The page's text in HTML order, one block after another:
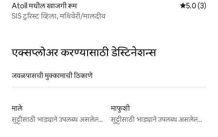
Atoll मधील खाजगी रूम 5 पैकी 5.0
5.0 (3)
SIS टुरिस्ट व्हिला, मथिवेरी/मालदीव
एक्सप्लोअर करण्यासाठी डेस्टिनेशन्स
जवळपासची मुक्कामाची ठिकाणे
माले
सुट्टीसाठी भाड्याने उपलब्ध असलेल्या जागा
माफुशी
सुट्टीसाठी भाड्याने उपलब्ध असलेल्या जागा